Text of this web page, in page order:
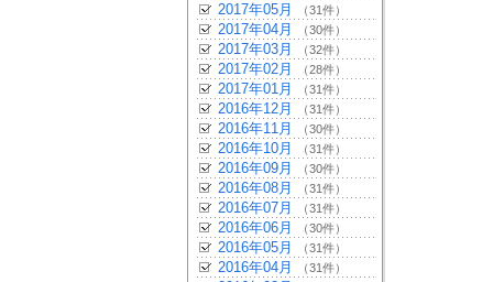
2017年05月 （31件）
2017年04月 （30件）
2017年03月 （32件）
2017年02月 （28件）
2017年01月 （31件）
2016年12月 （31件）
2016年11月 （30件）
2016年10月 （31件）
2016年09月 （30件）
2016年08月 （31件）
2016年07月 （31件）
2016年06月 （30件）
2016年05月 （31件）
2016年04月 （31件）